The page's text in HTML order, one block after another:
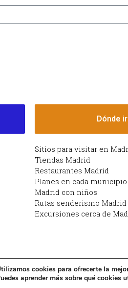
Dónde ir
Sitios para visitar en
Tiendas Madrid
Restaurantes Madrid
Planes en cada municipio
Madrid con niños
Rutas senderismo Madrid
Excursiones cerca de
qué hacer en Madrid |
cookies para ofrecerte la
aprender más sobre qué